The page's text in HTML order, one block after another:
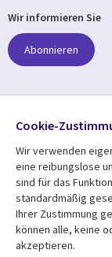
Mediathek
Aktuelles
Wir informieren Sie
Abonnieren
Folgen Sie uns
Social
Media
GERMANY
Cookie-
Wir verwenden
eine reibungslose
sind für das
standardmäßig
Ihrer Zustimmung
können alle, keine
akzeptieren.